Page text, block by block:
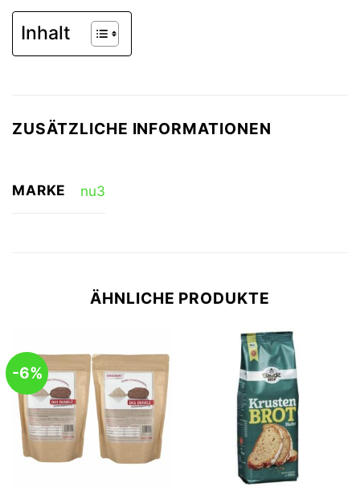
Inhalt
ZUSÄTZLICHE INFORMATIONEN
MARKE nu3
ÄHNLICHE PRODUKTE
-6%